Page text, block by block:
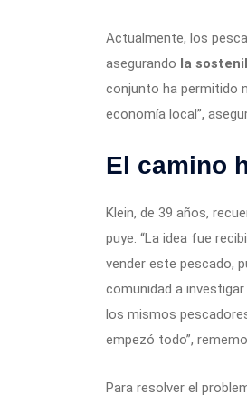
Actualmente, los
asegurando la
conjunto ha permitido
economía local”,
El camino
Klein, de 39 años,
puye. “La idea fue
vender este pescado,
comunidad a
los mismos
empezó todo”,
Para resolver el